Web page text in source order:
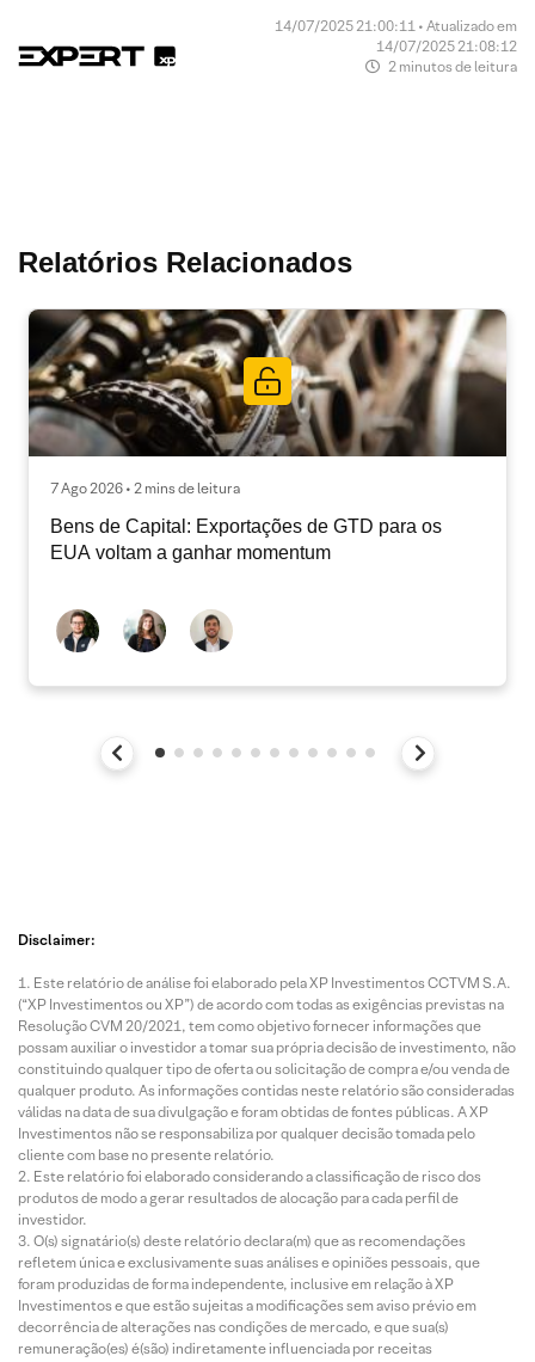
14/07/2025 21:00:11 • Atualizado em
14/07/2025 21:08:12
2 minutos de leitura
Relatórios Relacionados
7 Ago 2026 • 2 mins de leitura
Bens de Capital: Exportações de GTD para os
EUA voltam a ganhar momentum
Disclaimer:
Este relatório de análise foi elaborado pela XP Investimentos CCTVM S.A.
(“XP Investimentos ou XP”) de acordo com todas as exigências previstas na
Resolução CVM 20/2021, tem como objetivo fornecer informações que
possam auxiliar o investidor a tomar sua própria decisão de investimento, não
constituindo qualquer tipo de oferta ou solicitação de compra e/ou venda de
qualquer produto. As informações contidas neste relatório são consideradas
válidas na data de sua divulgação e foram obtidas de fontes públicas. A XP
Investimentos não se responsabiliza por qualquer decisão tomada pelo
cliente com base no presente relatório.
Este relatório foi elaborado considerando a classificação de risco dos
produtos de modo a gerar resultados de alocação para cada perfil de
investidor.
O(s) signatário(s) deste relatório declara(m) que as recomendações
refletem única e exclusivamente suas análises e opiniões pessoais, que
foram produzidas de forma independente, inclusive em relação à XP
Investimentos e que estão sujeitas a modificações sem aviso prévio em
decorrência de alterações nas condições de mercado, e que sua(s)
remuneração(es) é(são) indiretamente influenciada por receitas